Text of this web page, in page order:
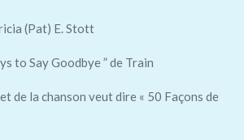
(Pat) E. Stott
to Say Goodbye ” de Train
de la chanson veut dire « 50 Façons de